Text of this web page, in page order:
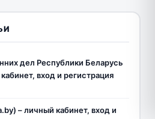
дел Республики Беларусь
вход и регистрация
– личный кабинет, вход и